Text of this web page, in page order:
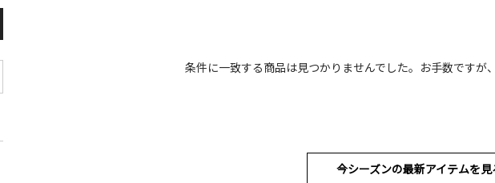
条件に一致する商品は見つかりませんでした。お手数ですが
今シーズンの最新アイテムを見